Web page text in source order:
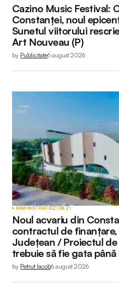
Your E-mail*
Cazino Music Festival:
Constanței, noul
Sunetul viitorului
Art Nouveau (P)
by Publicitate6 august 2026
ADMINISTRAȚIEZI DE ZI
Noul acvariu din
contractul de
Județean / Proiectul
trebuie să fie gata
by Petruț Iacob6 august 2026